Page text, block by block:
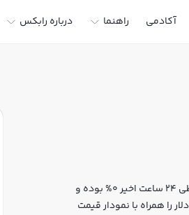
آکادمی راهنما درباره رابکس
قیمت لحظه‌ای پرام هم اکنون معادل 256,115 تومان یا 1.3699 تتر است. تغییرات قیمت پرام طی 24 ساعت اخیر 0% بوده و
و دلار را همراه با نمودار قیمت